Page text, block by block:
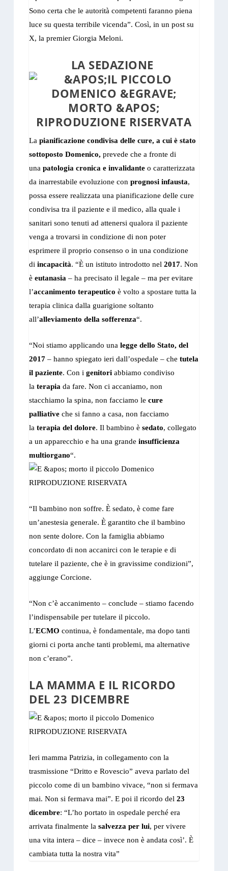
Sono certa che le autorità competenti faranno piena
luce su questa terribile vicenda”. Così, in un post su
X, la premier Giorgia Meloni.
LA SEDAZIONE
Lapianificazione condivisa delle cure, a cui è stato
sottoposto Domenico,prevede che a fronte di
unapatologia cronica e invalidante o caratterizzata
da inarrestabile evoluzione conprognosi infausta,
possa essere realizzata una pianificazione delle cure
condivisa tra il paziente e il medico, alla quale i
sanitari sono tenuti ad attenersi qualora il paziente
venga a trovarsi in condizione di non poter
esprimere il proprio consenso o in una condizione
diincapacità. “È un istituto introdotto nel2017. Non
èeutanasia – ha precisato il legale – ma per evitare
l’accanimento terapeutico è volto a spostare tutta la
terapia clinica dalla guarigione soltanto
all’alleviamento della sofferenza“.
“Noi stiamo applicando unalegge dello Stato, del
2017 – hanno spiegato ieri dall’ospedale – chetutela
il paziente. Con igenitori abbiamo condiviso
laterapia da fare. Non ci accaniamo, non
stacchiamo la spina, non facciamo lecure
palliative che si fanno a casa, non facciamo
laterapia del dolore. Il bambino èsedato, collegato
a un apparecchio e ha una grandeinsufficienza
multiorgano“.
“Il bambino non soffre. È sedato, è come fare
un’anestesia generale. È garantito che il bambino
non sente dolore. Con la famiglia abbiamo
concordato di non accanirci con le terapie e di
tutelare il paziente, che è in gravissime condizioni”,
aggiunge Corcione.
“Non c’è accanimento – conclude – stiamo facendo
l’indispensabile per tutelare il piccolo.
L’ECMO continua, è fondamentale, ma dopo tanti
giorni ci porta anche tanti problemi, ma alternative
non c’erano”.
LA MAMMA E IL RICORDO
DEL 23 DICEMBRE
Ieri mamma Patrizia, in collegamento con la
trasmissione “Dritto e Rovescio” aveva parlato del
piccolo come di un bambino vivace, “non si fermava
mai. Non si fermava mai”. E poi il ricordo del23
dicembre: “L’ho portato in ospedale perché era
arrivata finalmente lasalvezza per lui, per vivere
una vita intera – dice – invece non è andata così’. È
cambiata tutta la nostra vita”